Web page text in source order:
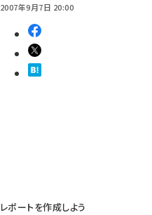
2007年9月7日 20:00
レポートを作成しよう